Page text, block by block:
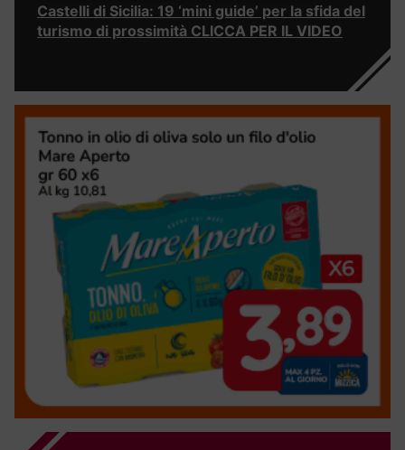
Castelli di Sicilia: 19 ‘mini guide’ per la sfida del
turismo di prossimità CLICCA PER IL VIDEO